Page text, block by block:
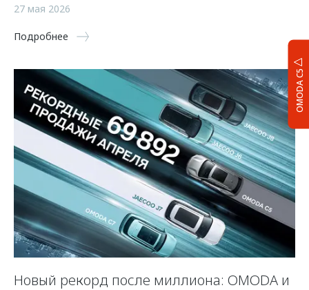
OMODA C5
27 мая 2026
Подробнее
Новый рекорд после миллиона: OMODA и